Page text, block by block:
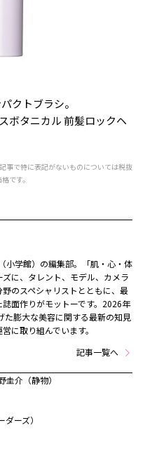
クトブラシ。
ボタニカル 前髪ロックヘ
で特に表記がないものについては税抜
です。
小学館）の編集部。「肌・心・体
に、タレント、モデル、カメラ
のスペシャリストとともに、最
面作りがモットーです。2026年
た膨大な美容に関する最新の知見
に取り組んでいます。
記事一覧へ
介（静物）
ダーズ）